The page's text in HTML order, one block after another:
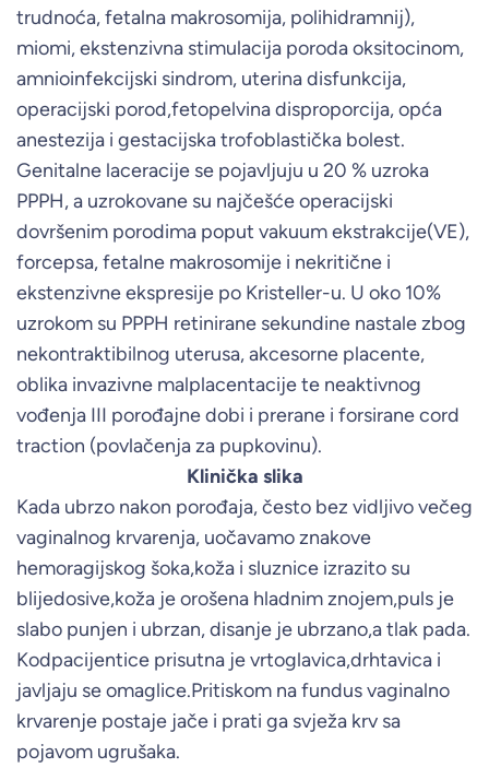
trudnoća, fetalna makrosomija, polihidramnij),
miomi, ekstenzivna stimulacija poroda oksitocinom,
amnioinfekcijski sindrom, uterina disfunkcija,
operacijski porod,fetopelvina disproporcija, opća
anestezija i gestacijska trofoblastička bolest.
Genitalne laceracije se pojavljuju u 20 % uzroka
PPPH, a uzrokovane su najčešće operacijski
dovršenim porodima poput vakuum ekstrakcije(VE),
forcepsa, fetalne makrosomije i nekritične i
ekstenzivne ekspresije po Kristeller-u. U oko 10%
uzrokom su PPPH retinirane sekundine nastale zbog
nekontraktibilnog uterusa, akcesorne placente,
oblika invazivne malplacentacije te neaktivnog
vođenja III porođajne dobi i prerane i forsirane cord
traction (povlačenja za pupkovinu).
Klinička slika
Kada ubrzo nakon porođaja, često bez vidljivo večeg
vaginalnog krvarenja, uočavamo znakove
hemoragijskog šoka,koža i sluznice izrazito su
blijedosive,koža je orošena hladnim znojem,puls je
slabo punjen i ubrzan, disanje je ubrzano,a tlak pada.
Kodpacijentice prisutna je vrtoglavica,drhtavica i
javljaju se omaglice.Pritiskom na fundus vaginalno
krvarenje postaje jače i prati ga svježa krv sa
pojavom ugrušaka.